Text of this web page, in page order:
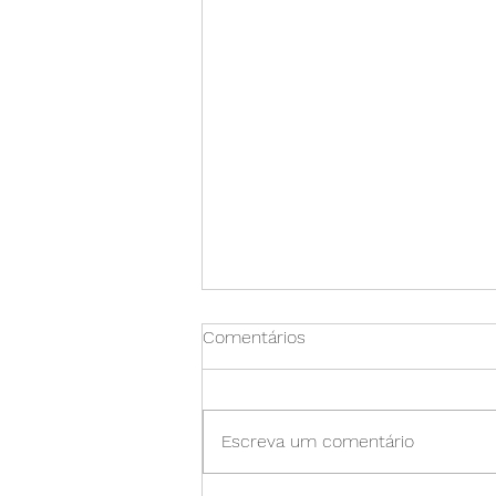
Comentários
Escreva um comentário